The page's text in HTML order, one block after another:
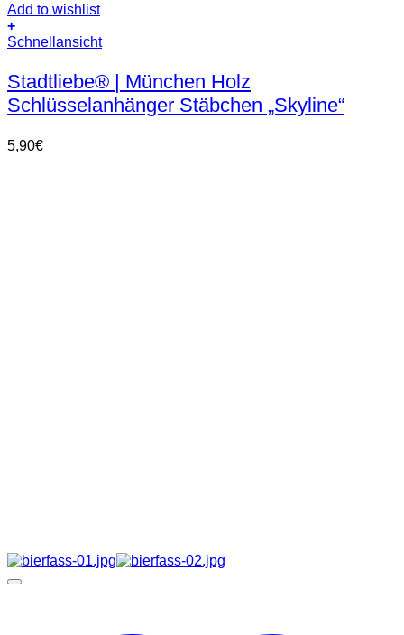
Add to wishlist
+
Schnellansicht
Stadtliebe® | München Holz
Schlüsselanhänger Stäbchen „Skyline“
5,90€